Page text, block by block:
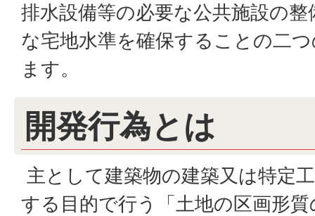
排水設備等の必要な公共施設の
な宅地水準を確保することの二
ます。
開発行為とは
主として建築物の建築又は特定
する目的で行う「土地の区画形